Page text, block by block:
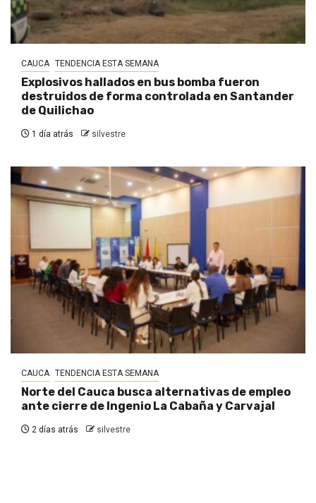
CAUCA TENDENCIA ESTA SEMANA
Explosivos hallados en bus bomba fueron
destruidos de forma controlada en Santander
de Quilichao
1 día atrás silvestre
CAUCA TENDENCIA ESTA SEMANA
Norte del Cauca busca alternativas de empleo
ante cierre de Ingenio La Cabaña y Carvajal
2 días atrás silvestre